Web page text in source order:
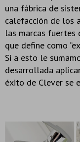
una fábrica de
calefacción de los
las marcas fuertes
que define como
Si a esto le
desarrollada
éxito de Clever se